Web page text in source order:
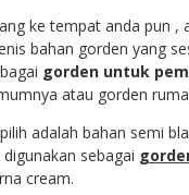
ke tempat anda pun ,
bahan gorden yang
gorden untuk
atau gorden
adalah bahan semi
sebagai
cream.